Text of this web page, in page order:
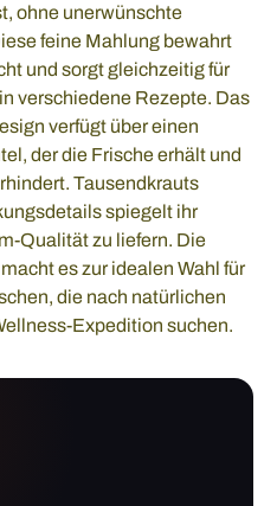
ohne unerwünschte
feine Mahlung bewahrt
und sorgt gleichzeitig für
verschiedene Rezepte. Das
verfügt über einen
der die Frische erhält und
Tausendkrauts
spiegelt ihr
Qualität zu liefern. Die
es zur idealen Wahl für
die nach natürlichen
Expedition suchen.